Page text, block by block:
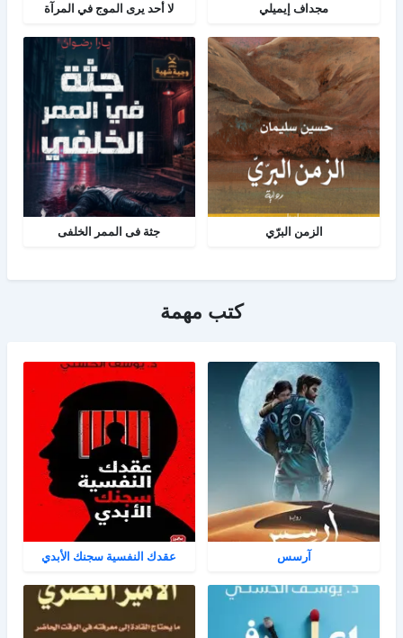
مجداف إيميلي لا أحد يرى الموج في المرآة
الزمن البرّي جثة فى الممر الخلفى
كتب مهمة
آرسس عقدك النفسية سجنك الأبدي